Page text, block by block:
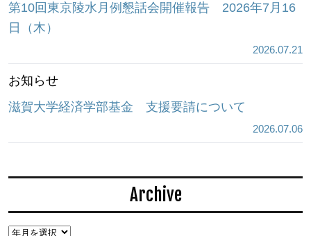
第10回東京陵水月例懇話会開催報告 2026年7月16
日（木）
2026.07.21
お知らせ
滋賀大学経済学部基金 支援要請について
2026.07.06
Archive